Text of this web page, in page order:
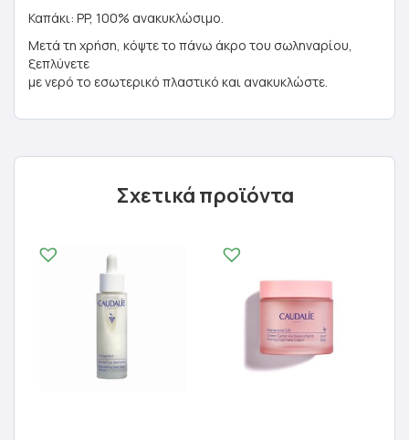
Καπάκι: PP, 100% ανακυκλώσιμο.
Μετά τη χρήση, κόψτε το πάνω άκρο του σωληναρίου,
ξεπλύνετε
με νερό το εσωτερικό πλαστικό και ανακυκλώστε.
Σχετικά προϊόντα